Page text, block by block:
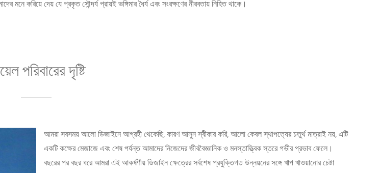
মনে করিয়ে দেয় যে প্রকৃত সৌন্দর্য প্রায়ই ভঙ্গিমার ধৈর্য এবং সংরক্ষণের নীরবতায় নিহিত থাকে।
পরিবারের দৃষ্টি
আমরা সবসময় আলো ডিজাইনে আগ্রহী থেকেছি, কারণ আসুন স্বীকার করি, আলো কেবল স্থাপত্যের চতুর্থ মাত্রাই নয়, এটি
একটি কক্ষের মেজাজে এবং শেষ পর্যন্ত আমাদের নিজেদের জীববৈজ্ঞানিক ও মনস্তাত্ত্বিক স্তরে গভীর প্রভাব ফেলে।
বছরের পর বছর ধরে আমরা এই আকর্ষণীয় ডিজাইন ক্ষেত্রের সর্বশেষ প্রযুক্তিগত উন্নয়নের সঙ্গে খাপ খাওয়ানোর চেষ্টা